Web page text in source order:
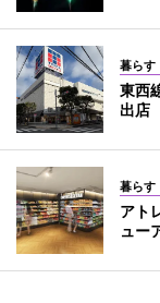
暮らす
東西
出店
暮らす
アト
ュー